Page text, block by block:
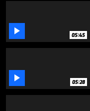
minutes,
 05:45
 05:28